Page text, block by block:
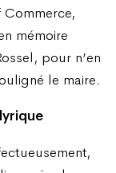
mémoire
pour n’en
le maire.